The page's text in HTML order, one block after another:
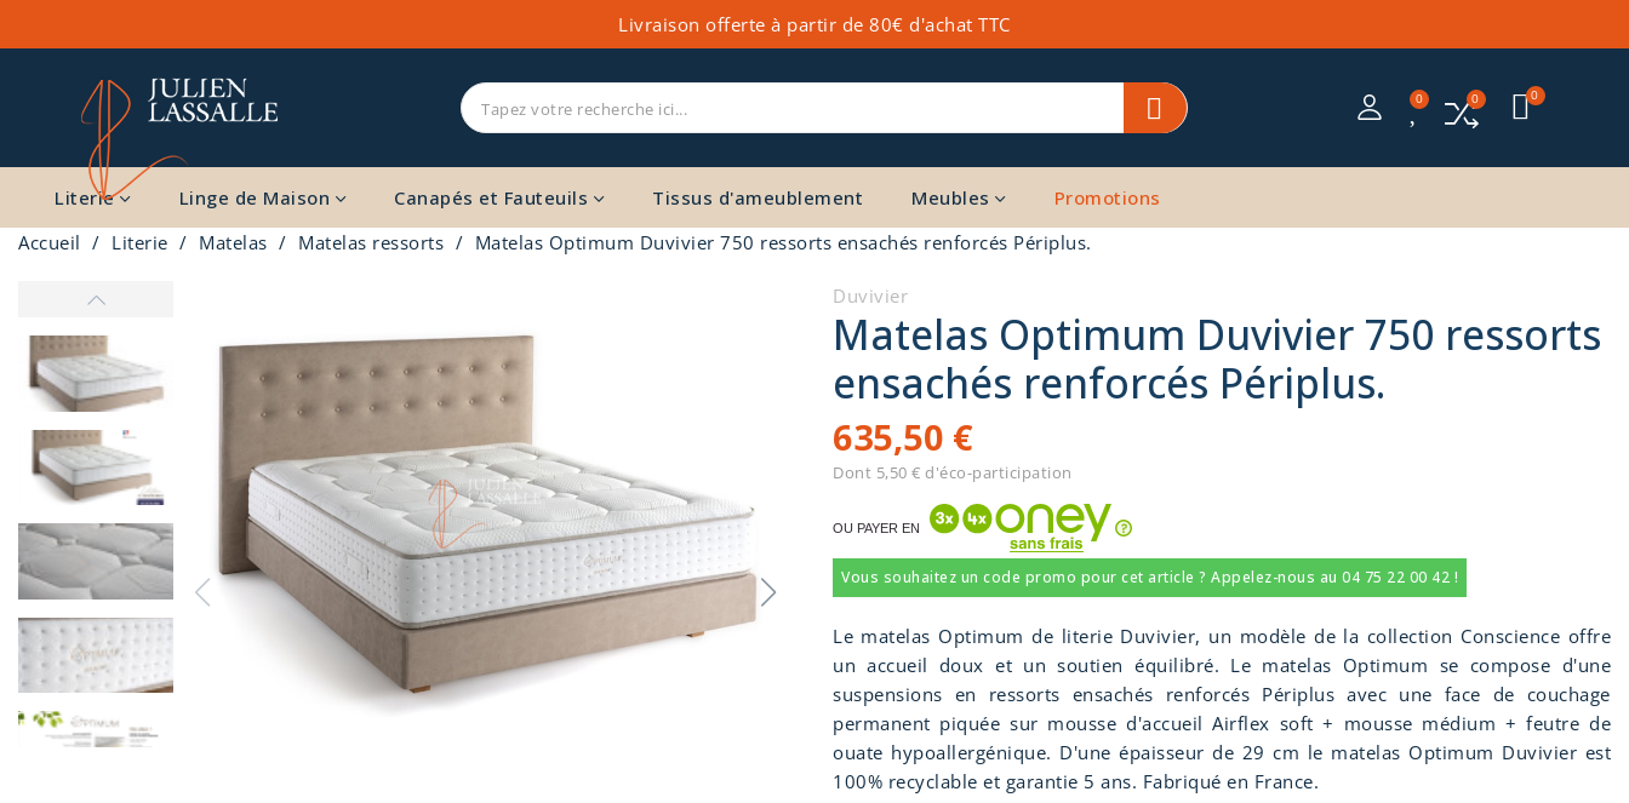
Livraison offerte à partir de 80€ d'achat TTC
Literie Linge de Maison Canapés et Fauteuils Tissus d'ameublement Meubles
Promotions
Accueil
Literie Matelas Matelas ressorts Matelas Optimum Duvivier 750 ressorts ensachés renforcés Périplus.
Duvivier
Matelas Optimum Duvivier 750 ressorts
ensachés renforcés Périplus.
635,50 €
Dont 5,50 € d'éco-participation
OU PAYER EN
Vous souhaitez un code promo pour cet article ? Appelez-nous au 04 75 22 00 42 !
Le matelas Optimum de literie Duvivier, un modèle de la collection Conscience offre
un accueil doux et un soutien équilibré. Le matelas Optimum se compose d'une
suspensions en ressorts ensachés renforcés Périplus avec une face de couchage
permanent piquée sur mousse d'accueil Airflex soft + mousse médium + feutre de
ouate hypoallergénique. D'une épaisseur de 29 cm le matelas Optimum Duvivier est
100% recyclable et garantie 5 ans. Fabriqué en France.